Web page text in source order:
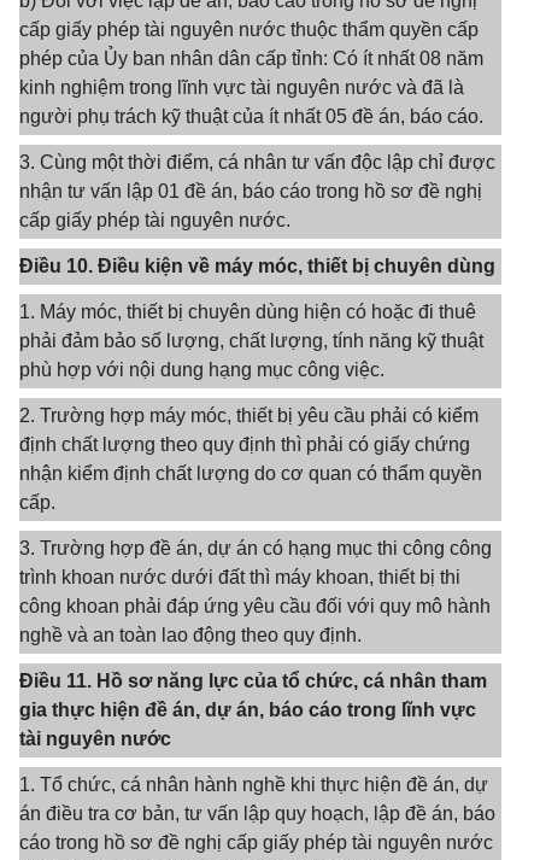
cấp giấy phép tài nguyên nước thuộc thẩm quyền cấp
phép của Ủy ban nhân dân cấp tỉnh: Có ít nhất 08 năm
kinh nghiệm trong lĩnh vực tài nguyên nước và đã là
người phụ trách kỹ thuật của ít nhất 05 đề án, báo cáo.
3. Cùng một thời điểm, cá nhân tư vấn độc lập chỉ được
nhận tư vấn lập 01 đề án, báo cáo trong hồ sơ đề nghị
cấp giấy phép tài nguyên nước.
Điều 10. Điều kiện về máy móc, thiết bị chuyên dùng
1. Máy móc, thiết bị chuyên dùng hiện có hoặc đi thuê
phải đảm bảo số lượng, chất lượng, tính năng kỹ thuật
phù hợp với nội dung hạng mục công việc.
2. Trường hợp máy móc, thiết bị yêu cầu phải có kiểm
định chất lượng theo quy định thì phải có giấy chứng
nhận kiểm định chất lượng do cơ quan có thẩm quyền
cấp.
3. Trường hợp đề án, dự án có hạng mục thi công công
trình khoan nước dưới đất thì máy khoan, thiết bị thi
công khoan phải đáp ứng yêu cầu đối với quy mô hành
nghề và an toàn lao động theo quy định.
Điều 11. Hồ sơ năng lực của tổ chức, cá nhân tham
gia thực hiện đề án, dự án, báo cáo trong lĩnh vực
tài nguyên nước
1. Tổ chức, cá nhân hành nghề khi thực hiện đề án, dự
án điều tra cơ bản, tư vấn lập quy hoạch, lập đề án, báo
cáo trong hồ sơ đề nghị cấp giấy phép tài nguyên nước